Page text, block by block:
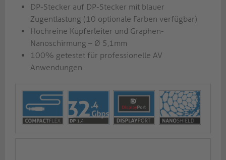
DP-Stecker auf DP-Stecker mit blauer
Zugentlastung (10 optionale Farben verfügbar)
Hochreine Kupferleiter und Graphen-
Nanoschirmung – Ø 5,1mm
100% getestet für professionelle AV
Anwendungen